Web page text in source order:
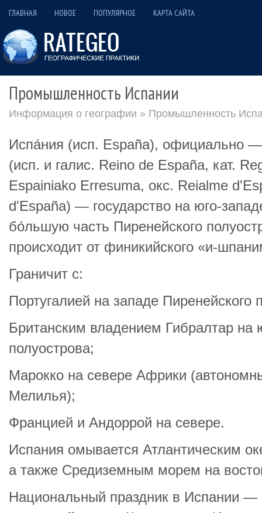
ГЛАВНАЯ НОВОЕ ПОПУЛЯРНОЕ КАРТА САЙТА
Промышленность Испании
Информация о географии » Промышленность
Испа́ния (исп. España), официально
(исп. и галис. Reino de España, кат.
Espainiako Erresuma, окс. Reialme
d'España) — государство на юго-
бо́льшую часть Пиренейского
происходит от финикийского «и-
Граничит с:
Португалией на западе Пиренейского
Британским владением Гибралтар на
полуострова;
Марокко на севере Африки
Мелилья);
Францией и Андоррой на севере.
Испания омывается Атлантическим
а также Средиземным морем на
Национальный праздник в Испании —